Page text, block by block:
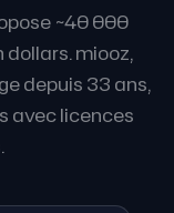
~40 000
miooz,
depuis 33 ans,
avec licences